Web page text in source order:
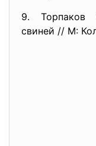
9. Торпаков
свиней // М: